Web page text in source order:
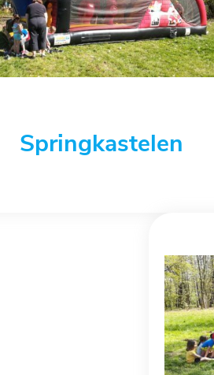
Springkastelen